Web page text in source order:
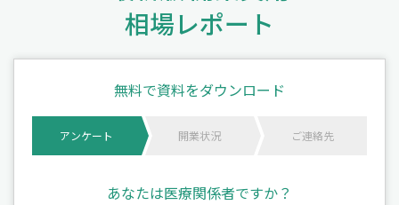
相場レポート
無料で資料をダウンロード
アンケート 開業状況 ご連絡先
あなたは医療関係者ですか？